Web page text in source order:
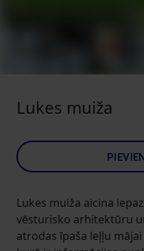
Lukes muiža
Lukes muiža aicina
vēsturisko arhitektūru
atrodas īpaša leļļu